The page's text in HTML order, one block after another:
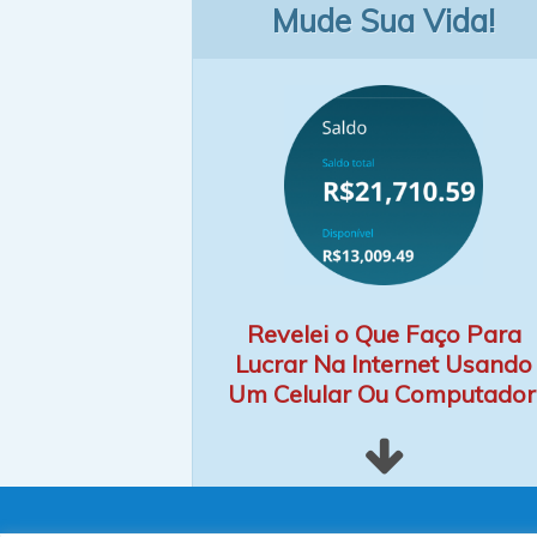
Mude Sua Vida!
Revelei o Que Faço Para
Lucrar Na Internet Usando
Um Celular Ou